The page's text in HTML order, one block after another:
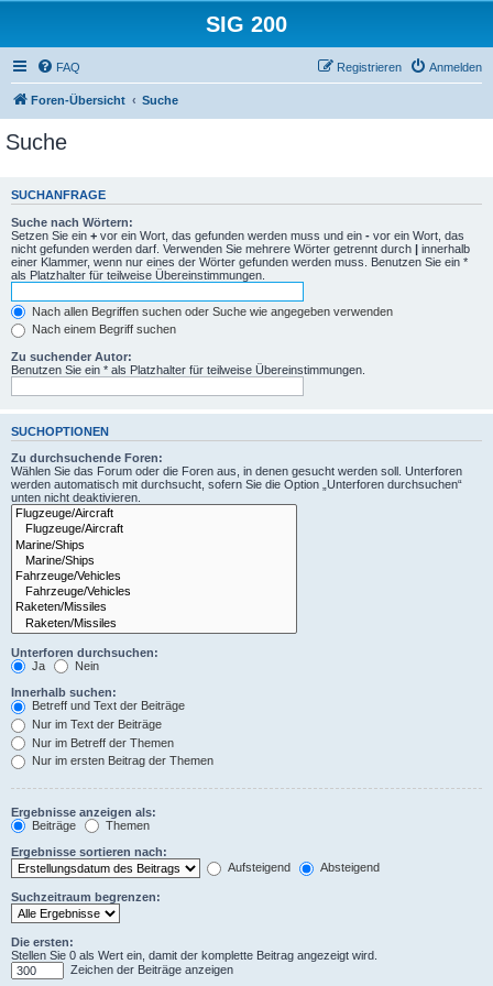
SIG 200
FAQ Anmelden
Registrieren
Foren-Übersicht Suche
Suche
SUCHANFRAGE
Suche nach Wörtern:
Setzen Sie ein + vor ein Wort, das gefunden werden muss und ein - vor ein Wort, das
nicht gefunden werden darf. Verwenden Sie mehrere Wörter getrennt durch | innerhalb
einer Klammer, wenn nur eines der Wörter gefunden werden muss. Benutzen Sie ein *
als Platzhalter für teilweise Übereinstimmungen.
Nach allen Begriffen suchen oder Suche wie angegeben verwenden
Nach einem Begriff suchen
Zu suchender Autor:
Benutzen Sie ein * als Platzhalter für teilweise Übereinstimmungen.
SUCHOPTIONEN
Zu durchsuchende Foren:
Wählen Sie das Forum oder die Foren aus, in denen gesucht werden soll. Unterforen
werden automatisch mit durchsucht, sofern Sie die Option „Unterforen durchsuchen“
unten nicht deaktivieren.
Unterforen durchsuchen:
Ja
Nein
Innerhalb suchen:
Betreff und Text der Beiträge
Nur im Text der Beiträge
Nur im Betreff der Themen
Nur im ersten Beitrag der Themen
Ergebnisse anzeigen als:
Beiträge
Themen
Ergebnisse sortieren nach:
Aufsteigend
Absteigend
Suchzeitraum begrenzen:
Die ersten:
Stellen Sie 0 als Wert ein, damit der komplette Beitrag angezeigt wird.
Zeichen der Beiträge anzeigen